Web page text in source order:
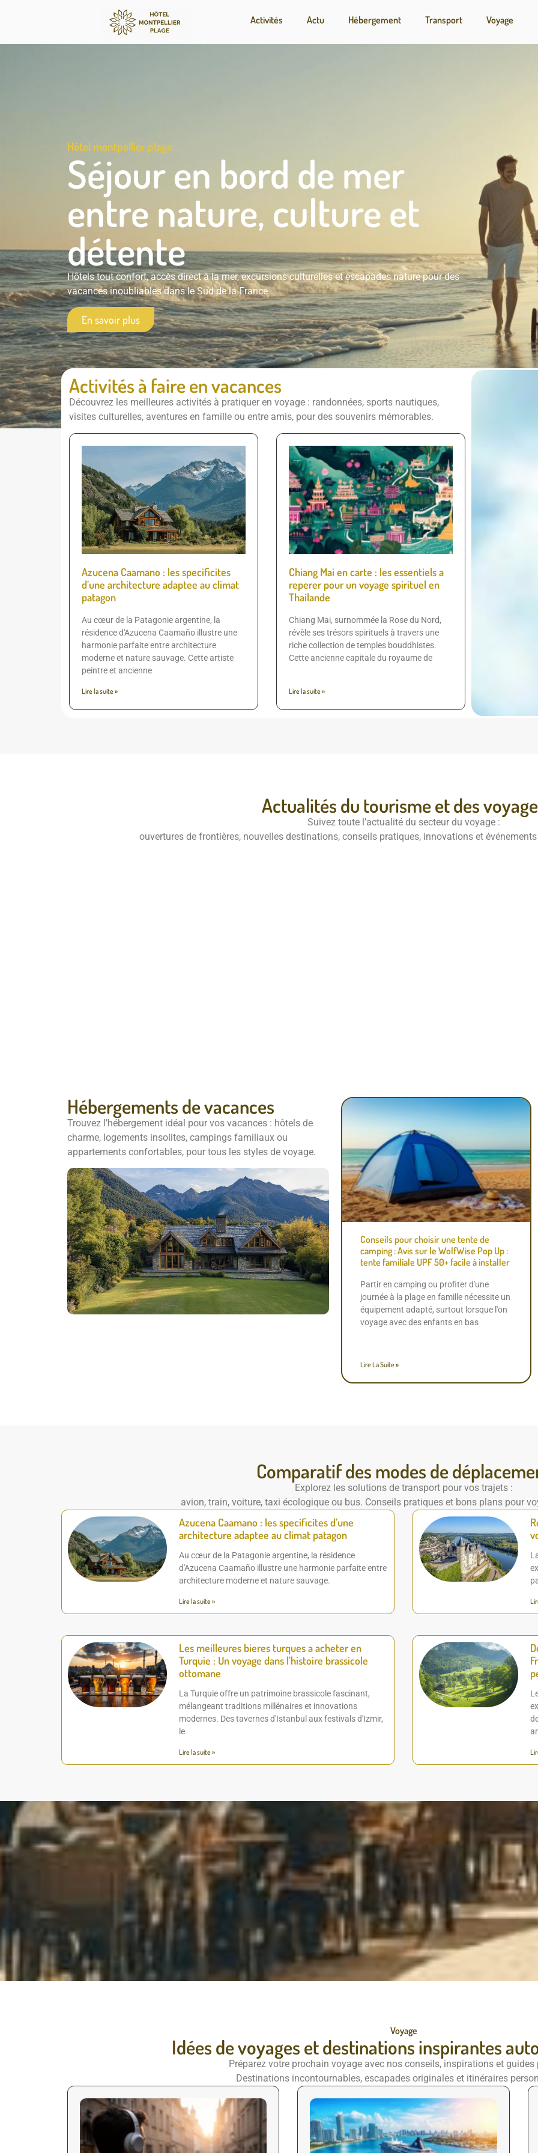
Activités Actu Hébergement Transport Voyage
Hôtel montpellier plage
Séjour en bord de mer
entre nature, culture et
détente
Hôtelstoutconfort,accèsdirectàlamer,excursionsculturellesetescapadesnaturepourdes
vacancesinoubliablesdansleSuddelaFrance.
En savoir plus
Activités à faire en vacances
Découvrez les meilleures activités à pratiquer en voyage : randonnées, sports nautiques,
visites culturelles, aventures en famille ou entre amis, pour des souvenirs mémorables.
Azucena Caamano : les specificites
d’une architecture adaptee au climat
patagon
Au cœur de la Patagonie argentine, la
résidence d'Azucena Caamaño illustre une
harmonie parfaite entre architecture
moderne et nature sauvage. Cette artiste
peintre et ancienne
Lire la suite »
Chiang Mai en carte : les essentiels a
reperer pour un voyage spirituel en
Thailande
Chiang Mai, surnommée la Rose du Nord,
révèle ses trésors spirituels à travers une
riche collection de temples bouddhistes.
Cette ancienne capitale du royaume de
Lire la suite »
Actualités du tourisme et des
Suivez toute l’actualité du secteur du voyage :
ouvertures de frontières, nouvelles destinations, conseils pratiques, innovations et
Hébergements de vacances
Trouvez l’hébergement idéal pour vos vacances : hôtels de
charme, logements insolites, campings familiaux ou
appartements confortables, pour tous les styles de voyage.
Conseils pour choisir une tente de
camping : Avis sur le WolfWise Pop Up :
tente familiale UPF 50+ facile à installer
Partir en camping ou profiter d'une
journée à la plage en famille nécessite un
équipement adapté, surtout lorsque l'on
voyage avec des enfants en bas
Lire La Suite »
Comparatif des modes de
Explorez les solutions de transport pour vos trajets :
avion, train, voiture, taxi écologique ou bus. Conseils pratiques et bons plans pour
Azucena Caamano : les specificites d’une
architecture adaptee au climat patagon
Au cœur de la Patagonie argentine, la résidence
d'Azucena Caamaño illustre une harmonie parfaite entre
architecture moderne et nature sauvage.
Lire la suite »
Les meilleures bieres turques a acheter en
Turquie : Un voyage dans l’histoire brassicole
ottomane
La Turquie offre un patrimoine brassicole fascinant,
mélangeant traditions millénaires et innovations
modernes. Des tavernes d'Istanbul aux festivals d'Izmir,
le
Lire la suite »
Voyage
Idées de voyages et destinations inspirantes
Préparez votre prochain voyage avec nos conseils, inspirations et guides
Destinations incontournables, escapades originales et itinéraires